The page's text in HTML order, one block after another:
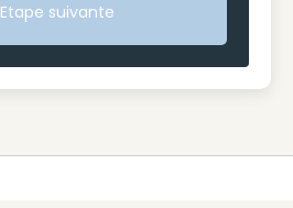
Etape suivante
Etape suivante